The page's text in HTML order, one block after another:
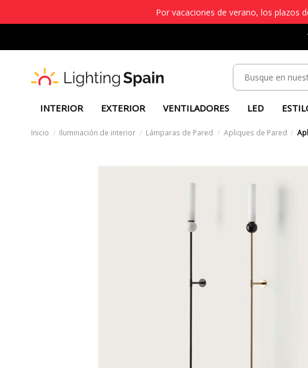
Por vacaciones de verano, los plazos
INTERIOR EXTERIOR VENTILADORES LED
Inicio Iluminación de interior Lámparas de Pared Apliques de Pared